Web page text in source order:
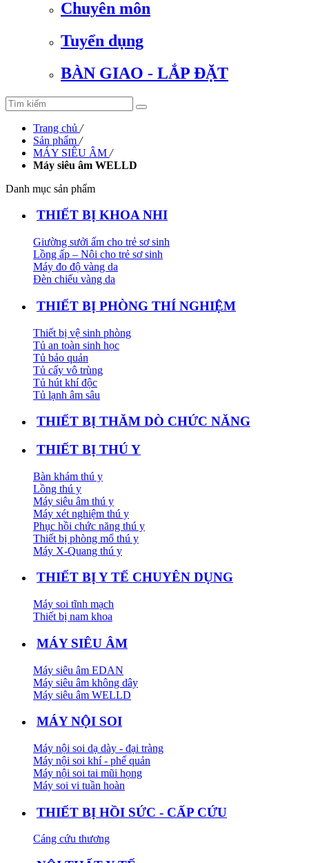
Chuyên môn
Tuyển dụng
BÀN GIAO - LẮP ĐẶT
Trang chủ /
Sản phẩm /
MÁY SIÊU ÂM /
Máy siêu âm WELLD
Danh mục sản phẩm
THIẾT BỊ KHOA NHI
Giường sưởi ấm cho trẻ sơ sinh
Lồng ấp – Nôi cho trẻ sơ sinh
Máy đo độ vàng da
Đèn chiếu vàng da
THIẾT BỊ PHÒNG THÍ NGHIỆM
Thiết bị vệ sinh phòng
Tủ an toàn sinh học
Tủ bảo quản
Tủ cấy vô trùng
Tủ hút khí độc
Tủ lạnh âm sâu
THIẾT BỊ THĂM DÒ CHỨC NĂNG
THIẾT BỊ THÚ Y
Bàn khám thú y
Lồng thú y
Máy siêu âm thú y
Máy xét nghiệm thú y
Phục hồi chức năng thú y
Thiết bị phòng mổ thú y
Máy X-Quang thú y
THIẾT BỊ Y TẾ CHUYÊN DỤNG
Máy soi tĩnh mạch
Thiết bị nam khoa
MÁY SIÊU ÂM
Máy siêu âm EDAN
Máy siêu âm không dây
Máy siêu âm WELLD
MÁY NỘI SOI
Máy nội soi dạ dày - đại tràng
Máy nội soi khí - phế quản
Máy nội soi tai mũi họng
Máy soi vi tuần hoàn
THIẾT BỊ HỒI SỨC - CẤP CỨU
Cáng cứu thương